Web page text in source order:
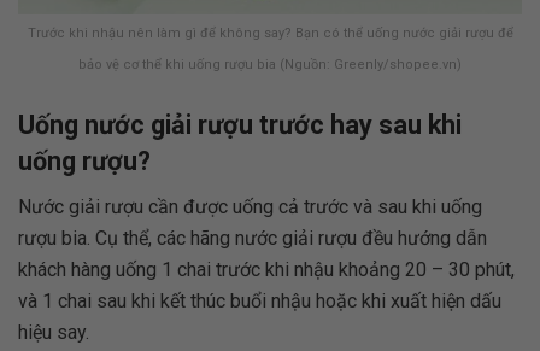
Trước khi nhậu nên làm gì để không say? Bạn có thể uống nước giải rượu để
bảo vệ cơ thể khi uống rượu bia (Nguồn: Greenly/shopee.vn)
Uống nước giải rượu trước hay sau khi
uống rượu?
Nước giải rượu cần được uống cả trước và sau khi uống
rượu bia. Cụ thể, các hãng nước giải rượu đều hướng dẫn
khách hàng uống 1 chai trước khi nhậu khoảng 20 – 30 phút,
và 1 chai sau khi kết thúc buổi nhậu hoặc khi xuất hiện dấu
hiệu say.